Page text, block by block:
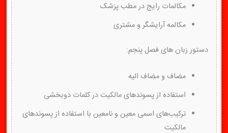
مکالمات رایج در مطب پزشک
مکالمه آرایشگر و مشتری
دستور زبان های فصل پنجم:
مضاف و مضاف الیه
استفاده از پسوندهای مالکیت در کلمات دوبخشی
ترکیب‌های اسمی معین و نامعین با استفاده از پسوندهای
مالکیت